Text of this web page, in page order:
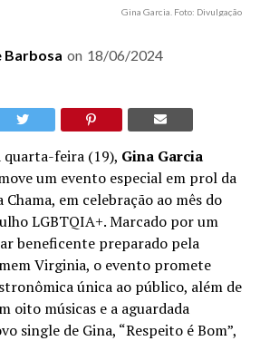
Gina Garcia. Foto: Divulgação
Barbosa on 18/06/2024
quarta-feira (19), Gina Garcia
um evento especial em prol da
Chama, em celebração ao mês do
LGBTQIA+. Marcado por um
beneficente preparado pela
Virginia, o evento promete
única ao público, além de
oito músicas e a aguardada
single de Gina, “Respeito é Bom”,